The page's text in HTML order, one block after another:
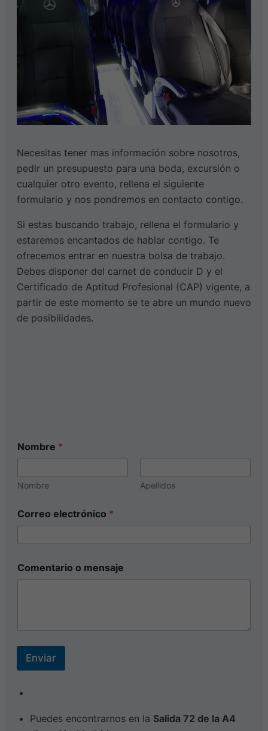
Necesitas tener mas información sobre nosotros,
pedir un presupuesto para una boda, excursión o
cualquier otro evento, rellena el siguiente
formulario y nos pondremos en contacto contigo.
Si estas buscando trabajo, rellena el formulario y
estaremos encantados de hablar contigo. Te
ofrecemos entrar en nuestra bolsa de trabajo.
Debes disponer del carnet de conducir D y el
Certificado de Aptitud Profesional (CAP) vigente, a
partir de este momento se te abre un mundo nuevo
de posibilidades.
Nombre *
Nombre Apellidos
Correo electrónico *
Comentario o mensaje
Enviar
Puedes encontrarnos en la Salida 72 de la A4